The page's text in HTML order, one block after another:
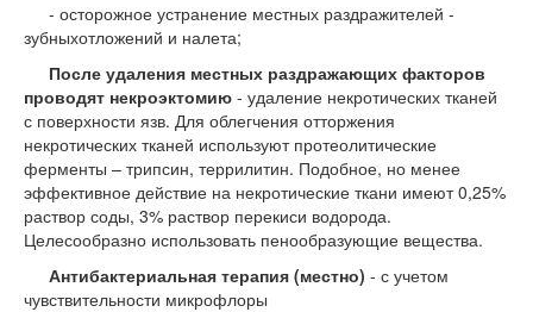
- осторожное устранение местных раздражителей -
зубныхотложений и налета;
После удаления местных раздражающих факторов
проводят некроэктомию - удаление некротических тканей
с поверхности язв. Для облегчения отторжения
некротических тканей используют протеолитические
ферменты – трипсин, террилитин. Подобное, но менее
эффективное действие на некротические ткани имеют 0,25%
раствор соды, 3% раствор перекиси водорода.
Целесообразно использовать пенообразующие вещества.
Антибактериальная терапия (местно) - с учетом
чувствительности микрофлоры